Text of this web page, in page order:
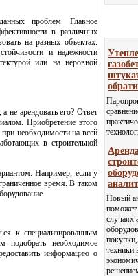
проблем. Главное
в различных
на разных объектах.
и надежности
или на неровной
не арендовать его? Ответ
Приобретение этого
при необходимости на всей
в строительной
Например, если у
время. В таком
к специализированным
подобрать необходимое
информацию о
Новый
поможет
случаях
покупки,
техники